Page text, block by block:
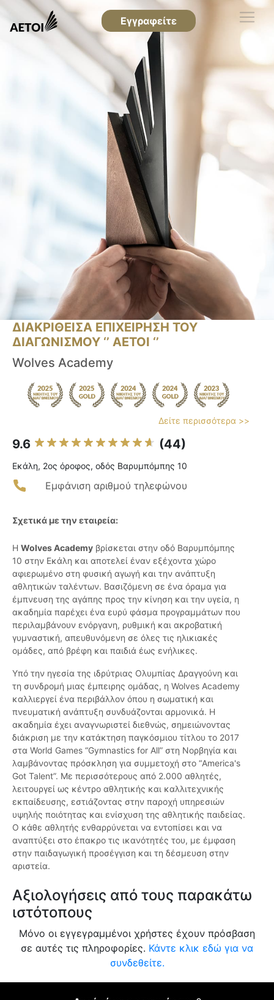
Εγγραφείτε
ΔΙΑΚΡΙΘΕΙΣΑ ΕΠΙΧΕΙΡΗΣΗ ΤΟΥ
ΔΙΑΓΩΝΙΣΜΟΥ ‘’ ΑΕΤΟΙ ‘’
Wolves Academy
Δείτε περισσότερα >>
9.6 (44)
Εκάλη, 2ος όροφος, οδός Βαρυμπόμπης 10
Εμφάνιση αριθμού τηλεφώνου
Σχετικά με την εταιρεία:
Η Wolves Academy βρίσκεται στην οδό Βαρυμπόμπης
10 στην Εκάλη και αποτελεί έναν εξέχοντα χώρο
αφιερωμένο στη φυσική αγωγή και την ανάπτυξη
αθλητικών ταλέντων. Βασιζόμενη σε ένα όραμα για
έμπνευση της αγάπης προς την κίνηση και την υγεία, η
ακαδημία παρέχει ένα ευρύ φάσμα προγραμμάτων που
περιλαμβάνουν ενόργανη, ρυθμική και ακροβατική
γυμναστική, απευθυνόμενη σε όλες τις ηλικιακές
ομάδες, από βρέφη και παιδιά έως ενήλικες.
Υπό την ηγεσία της ιδρύτριας Ολυμπίας Δραγγούνη και
τη συνδρομή μιας έμπειρης ομάδας, η Wolves Academy
καλλιεργεί ένα περιβάλλον όπου η σωματική και
πνευματική ανάπτυξη συνδυάζονται αρμονικά. Η
ακαδημία έχει αναγνωριστεί διεθνώς, σημειώνοντας
διάκριση με την κατάκτηση παγκόσμιου τίτλου το 2017
στα World Games “Gymnastics for All” στη Νορβηγία και
λαμβάνοντας πρόσκληση για συμμετοχή στο “America's
Got Talent”. Με περισσότερους από 2.000 αθλητές,
λειτουργεί ως κέντρο αθλητικής και καλλιτεχνικής
εκπαίδευσης, εστιάζοντας στην παροχή υπηρεσιών
υψηλής ποιότητας και ενίσχυση της αθλητικής παιδείας.
Ο κάθε αθλητής ενθαρρύνεται να εντοπίσει και να
αναπτύξει στο έπακρο τις ικανότητές του, με έμφαση
στην παιδαγωγική προσέγγιση και τη δέσμευση στην
αριστεία.
Αξιολογήσεις από τους παρακάτω
ιστότοπους
Μόνο οι εγγεγραμμένοι χρήστες έχουν πρόσβαση
σε αυτές τις πληροφορίες. Κάντε κλικ εδώ για να
συνδεθείτε.